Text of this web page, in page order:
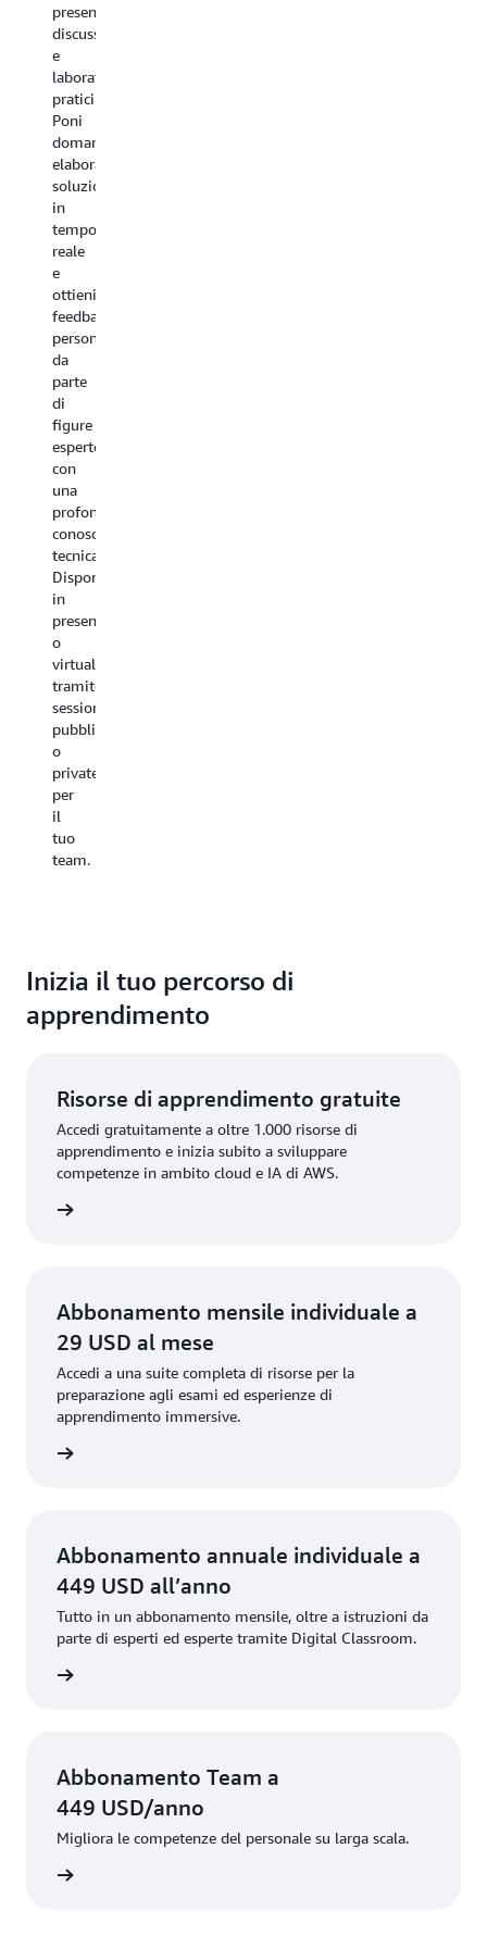
presentazioni,
discussioni
e
laboratori
pratici.
Poni
domande,
elabora
soluzioni
in
tempo
reale
e
ottieni
feedback
personalizzati
da
parte
di
figure
esperte
con
una
profonda
conoscenza
tecnica.
Disponibile
in
presenza
o
virtualmente
tramite
sessioni
pubbliche
o
private
per
il
tuo
team.
Inizia il tuo percorso di
apprendimento
Risorse di apprendimento gratuite
Accedi gratuitamente a oltre 1.000 risorse di
apprendimento e inizia subito a sviluppare
competenze in ambito cloud e IA di AWS.
Abbonamento mensile individuale a
29 USD al mese
Accedi a una suite completa di risorse per la
preparazione agli esami ed esperienze di
apprendimento immersive.
Abbonamento annuale individuale a
449 USD all’anno
Tutto in un abbonamento mensile, oltre a istruzioni da
parte di esperti ed esperte tramite Digital Classroom.
Abbonamento Team a
449 USD/anno
Migliora le competenze del personale su larga scala.